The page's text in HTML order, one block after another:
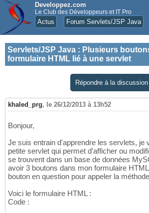
Developpez.com
Le Club des Développeurs et IT Pro
Actus Forum Servlets/JSP Java
Servlets/JSP Java : Plusieurs
formulaire HTML lié à une servlet
Répondre à la discussion
khaled_prg, le 26/12/2013 à 13h52
Bonjour,
Je suis entrain d'apprendre les servlets, je
petite servlet qui permet d'afficher ou
se trouvent dans un base de données
avoir 3 boutons dans mon formulaire
bouton en question pour appeler la
Voici le formulaire HTML :
Code :